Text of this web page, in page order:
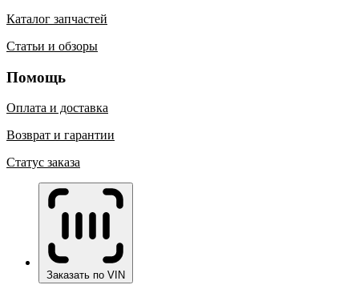
Каталог запчастей
Статьи и обзоры
Помощь
Оплата и доставка
Возврат и гарантии
Статус заказа
Заказать по VIN